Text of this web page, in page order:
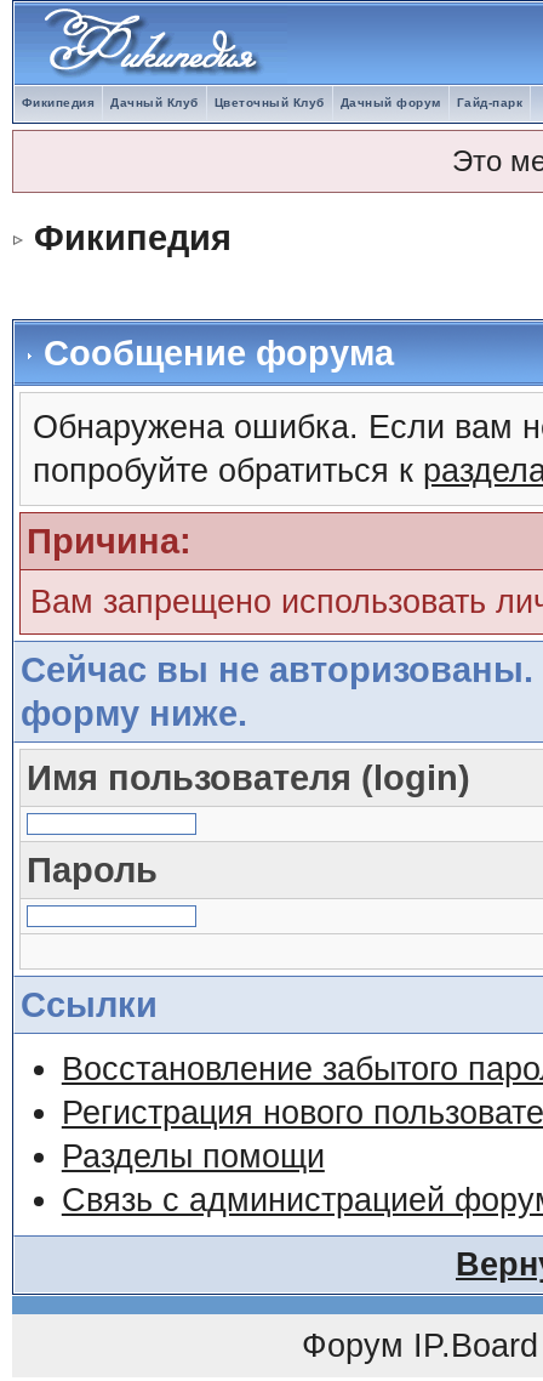
Фикипедия Дачный Клуб Цветочный Клуб Дачный форум Гайд-парк
Это
Фикипедия
Сообщение форума
Обнаружена ошибка. Если вам
попробуйте обратиться к
Причина:
Вам запрещено использовать
Сейчас вы не авторизованы.
форму ниже.
Имя пользователя (login)
Пароль
Ссылки
Восстановление забытого
Регистрация нового
Разделы помощи
Связь с администрацией
Форум IP.Board